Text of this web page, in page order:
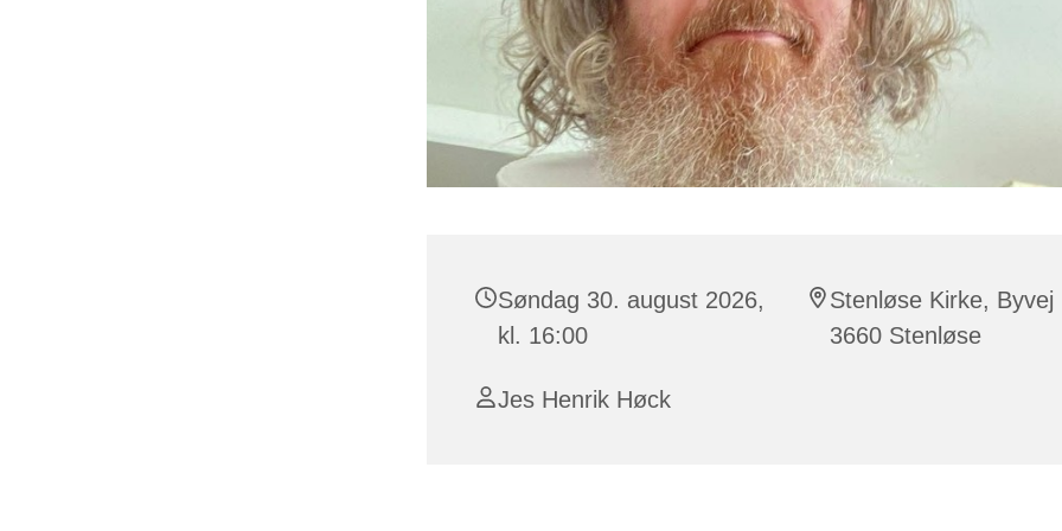
Søndag 30. august 2026,
kl. 16:00
Stenløse Kirke, Byvej
3660 Stenløse
Jes Henrik Høck